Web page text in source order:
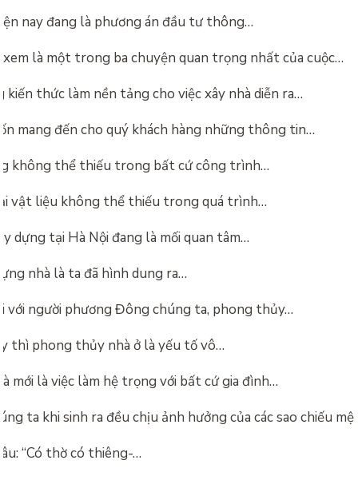
nay đang là phương án đầu tư thông…
xem là một trong ba chuyện quan trọng nhất của cuộc…
kiến thức làm nền tảng cho việc xây nhà diễn ra…
mang đến cho quý khách hàng những thông tin…
không thể thiếu trong bất cứ công trình…
vật liệu không thể thiếu trong quá trình…
dựng tại Hà Nội đang là mối quan tâm…
nhà là ta đã hình dung ra…
với người phương Đông chúng ta, phong thủy…
thì phong thủy nhà ở là yếu tố vô…
mới là việc làm hệ trọng với bất cứ gia đình…
ta khi sinh ra đều chịu ảnh hưởng của các sao chiếu
“Có thờ có thiêng-…